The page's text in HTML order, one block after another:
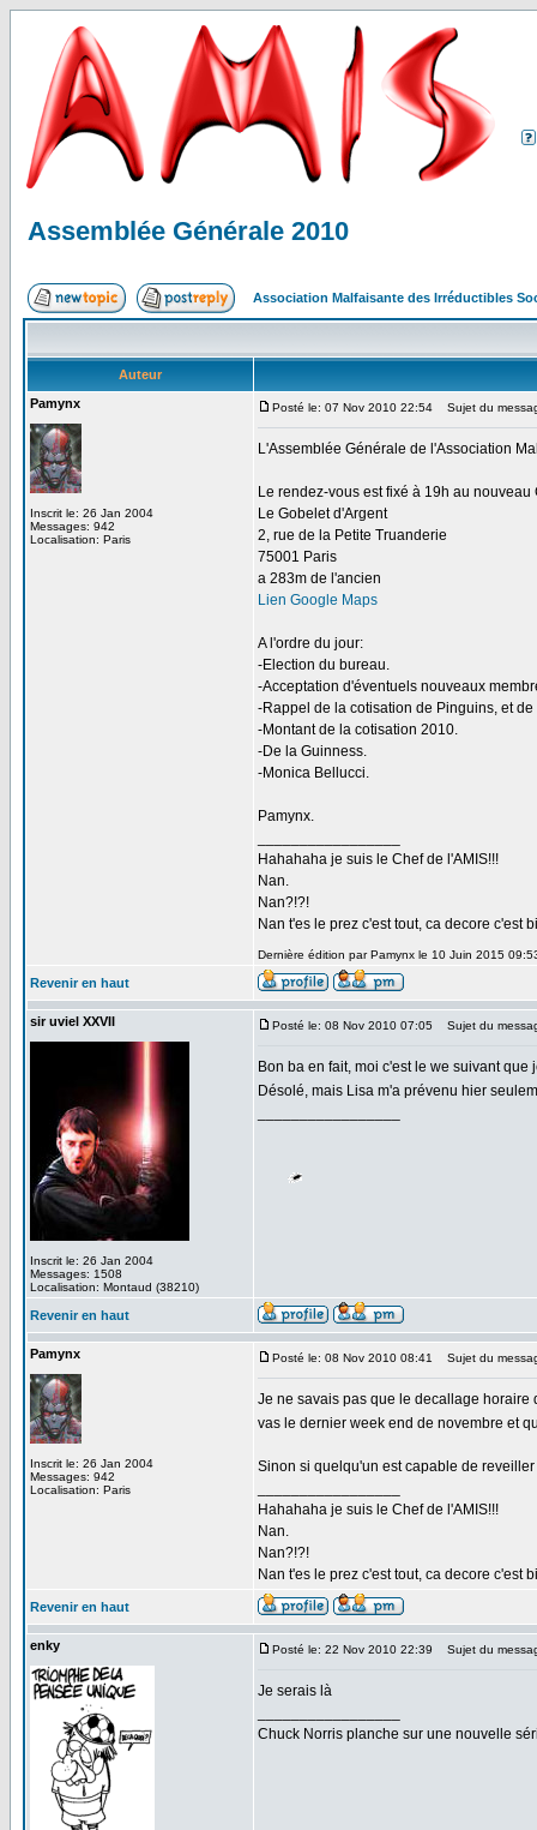
Assemblée Générale 2010
Association Malfaisante des Irréductibles
Auteur
Pamynx
Inscrit le: 26 Jan 2004
Messages: 942
Localisation: Paris
Posté le: 07 Nov 2010 22:54 Sujet du
L'Assemblée Générale de l'Association
Le rendez-vous est fixé à 19h au nouveau
Le Gobelet d'Argent
2, rue de la Petite Truanderie
75001 Paris
a 283m de l'ancien
Lien Google Maps
A l'ordre du jour:
-Election du bureau.
-Acceptation d'éventuels nouveaux
-Rappel de la cotisation de Pinguins, et
-Montant de la cotisation 2010.
-De la Guinness.
-Monica Bellucci.
Pamynx.
Hahahaha je suis le Chef de l'AMIS!!!
Nan.
Nan?!?!
Nan t'es le prez c'est tout, ca decore c'est
Dernière édition par Pamynx le 10 Juin 2015
Revenir en haut
sir uviel XXVII
Inscrit le: 26 Jan 2004
Messages: 1508
Localisation: Montaud (38210)
Posté le: 08 Nov 2010 07:05 Sujet du
Bon ba en fait, moi c'est le we suivant que
Désolé, mais Lisa m'a prévenu hier
Revenir en haut
Pamynx
Inscrit le: 26 Jan 2004
Messages: 942
Localisation: Paris
Posté le: 08 Nov 2010 08:41 Sujet du
Je ne savais pas que le decallage horaire
vas le dernier week end de novembre et
Sinon si quelqu'un est capable de
Hahahaha je suis le Chef de l'AMIS!!!
Nan.
Nan?!?!
Nan t'es le prez c'est tout, ca decore c'est
Revenir en haut
enky Posté le: 22 Nov 2010 22:39 Sujet du
Je serais là
Chuck Norris planche sur une nouvelle